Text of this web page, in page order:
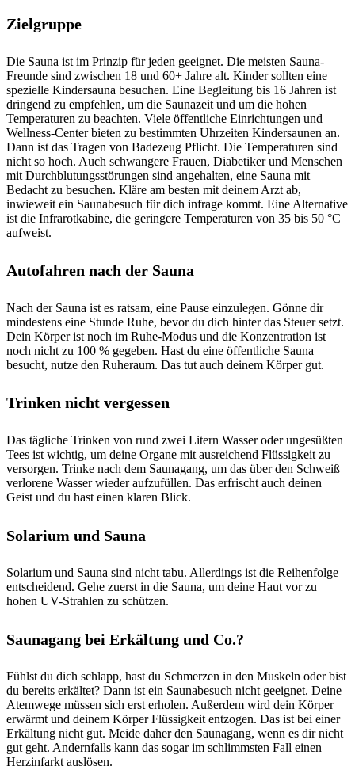
Zielgruppe
Die Sauna ist im Prinzip für jeden geeignet. Die meisten Sauna-
Freunde sind zwischen 18 und 60+ Jahre alt. Kinder sollten eine
spezielle Kindersauna besuchen. Eine Begleitung bis 16 Jahren ist
dringend zu empfehlen, um die Saunazeit und um die hohen
Temperaturen zu beachten. Viele öffentliche Einrichtungen und
Wellness-Center bieten zu bestimmten Uhrzeiten Kindersaunen an.
Dann ist das Tragen von Badezeug Pflicht. Die Temperaturen sind
nicht so hoch. Auch schwangere Frauen, Diabetiker und Menschen
mit Durchblutungsstörungen sind angehalten, eine Sauna mit
Bedacht zu besuchen. Kläre am besten mit deinem Arzt ab,
inwieweit ein Saunabesuch für dich infrage kommt. Eine Alternative
ist die Infrarotkabine, die geringere Temperaturen von 35 bis 50 °C
aufweist.
Autofahren nach der Sauna
Nach der Sauna ist es ratsam, eine Pause einzulegen. Gönne dir
mindestens eine Stunde Ruhe, bevor du dich hinter das Steuer setzt.
Dein Körper ist noch im Ruhe-Modus und die Konzentration ist
noch nicht zu 100 % gegeben. Hast du eine öffentliche Sauna
besucht, nutze den Ruheraum. Das tut auch deinem Körper gut.
Trinken nicht vergessen
Das tägliche Trinken von rund zwei Litern Wasser oder ungesüßten
Tees ist wichtig, um deine Organe mit ausreichend Flüssigkeit zu
versorgen. Trinke nach dem Saunagang, um das über den Schweiß
verlorene Wasser wieder aufzufüllen. Das erfrischt auch deinen
Geist und du hast einen klaren Blick.
Solarium und Sauna
Solarium und Sauna sind nicht tabu. Allerdings ist die Reihenfolge
entscheidend. Gehe zuerst in die Sauna, um deine Haut vor zu
hohen UV-Strahlen zu schützen.
Saunagang bei Erkältung und Co.?
Fühlst du dich schlapp, hast du Schmerzen in den Muskeln oder bist
du bereits erkältet? Dann ist ein Saunabesuch nicht geeignet. Deine
Atemwege müssen sich erst erholen. Außerdem wird dein Körper
erwärmt und deinem Körper Flüssigkeit entzogen. Das ist bei einer
Erkältung nicht gut. Meide daher den Saunagang, wenn es dir nicht
gut geht. Andernfalls kann das sogar im schlimmsten Fall einen
Herzinfarkt auslösen.